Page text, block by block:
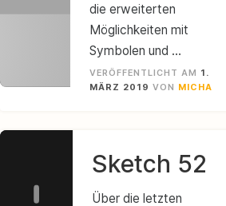
die erweiterten
Möglichkeiten mit
Symbolen und …
VERÖFFENTLICHT AM 1.
MÄRZ 2019 VON MICHA
Sketch 52
Über die letzten